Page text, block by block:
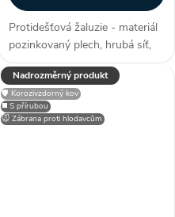
Protidešťová žaluzie - materiál
pozinkovaný plech, hrubá síť,
efektivní plocha sef 0,8701 m²,
snadno přizpůsobitelné díky
možnosti lakování RAL, zakryje
stavební otvory, užívané...
Nadrozměrný produkt
◼️ S přírubou
🛡️ Korozivzdorný kov
🐭 Zábrana proti hlodavcům